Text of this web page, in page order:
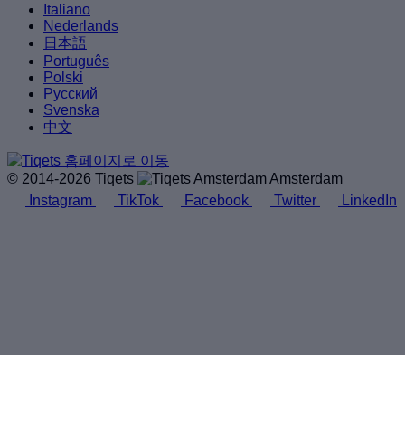
Italiano
Nederlands
日本語
Português
Polski
Русский
Svenska
中文
© 2014-2026 Tiqets
Amsterdam
Instagram
TikTok Facebook Twitter LinkedIn